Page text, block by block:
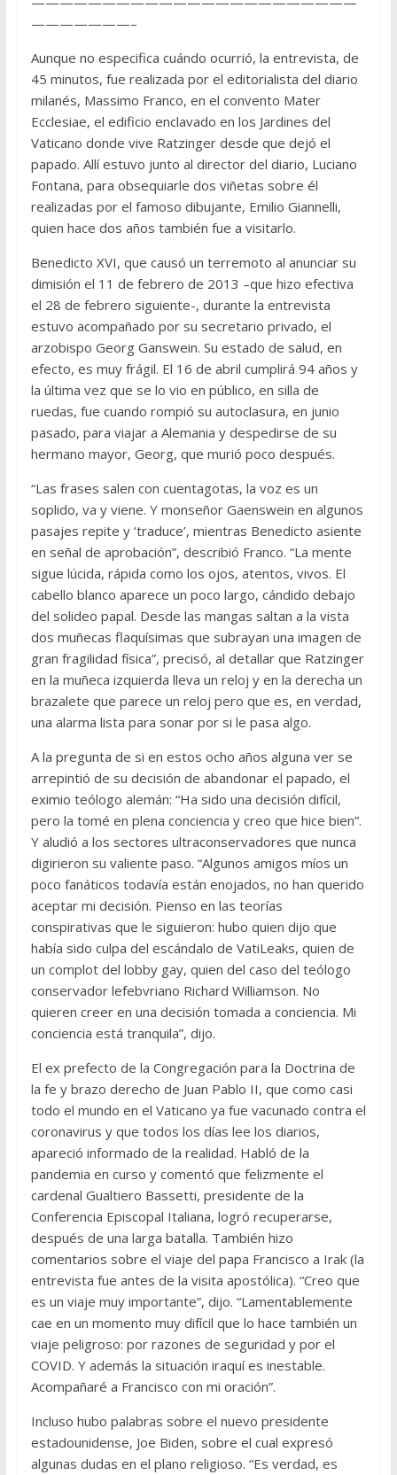
———————–
Aunque no especifica cuándo ocurrió, la entrevista, de
45 minutos, fue realizada por el editorialista del diario
milanés, Massimo Franco, en el convento Mater
Ecclesiae, el edificio enclavado en los Jardines del
Vaticano donde vive Ratzinger desde que dejó el
papado. Allí estuvo junto al director del diario, Luciano
Fontana, para obsequiarle dos viñetas sobre él
realizadas por el famoso dibujante, Emilio Giannelli,
quien hace dos años también fue a visitarlo.
Benedicto XVI, que causó un terremoto al anunciar su
dimisión el 11 de febrero de 2013 –que hizo efectiva
el 28 de febrero siguiente-, durante la entrevista
estuvo acompañado por su secretario privado, el
arzobispo Georg Ganswein. Su estado de salud, en
efecto, es muy frágil. El 16 de abril cumplirá 94 años y
la última vez que se lo vio en público, en silla de
ruedas, fue cuando rompió su autoclasura, en junio
pasado, para viajar a Alemania y despedirse de su
hermano mayor, Georg, que murió poco después.
“Las frases salen con cuentagotas, la voz es un
soplido, va y viene. Y monseñor Gaenswein en algunos
pasajes repite y ‘traduce’, mientras Benedicto asiente
en señal de aprobación”, describió Franco. “La mente
sigue lúcida, rápida como los ojos, atentos, vivos. El
cabello blanco aparece un poco largo, cándido debajo
del solideo papal. Desde las mangas saltan a la vista
dos muñecas flaquísimas que subrayan una imagen de
gran fragilidad física”, precisó, al detallar que Ratzinger
en la muñeca izquierda lleva un reloj y en la derecha un
brazalete que parece un reloj pero que es, en verdad,
una alarma lista para sonar por si le pasa algo.
A la pregunta de si en estos ocho años alguna ver se
arrepintió de su decisión de abandonar el papado, el
eximio teólogo alemán: “Ha sido una decisión difícil,
pero la tomé en plena conciencia y creo que hice bien”.
Y aludió a los sectores ultraconservadores que nunca
digirieron su valiente paso. “Algunos amigos míos un
poco fanáticos todavía están enojados, no han querido
aceptar mi decisión. Pienso en las teorías
conspirativas que le siguieron: hubo quien dijo que
había sido culpa del escándalo de VatiLeaks, quien de
un complot del lobby gay, quien del caso del teólogo
conservador lefebvriano Richard Williamson. No
quieren creer en una decisión tomada a conciencia. Mi
conciencia está tranquila”, dijo.
El ex prefecto de la Congregación para la Doctrina de
la fe y brazo derecho de Juan Pablo II, que como casi
todo el mundo en el Vaticano ya fue vacunado contra el
coronavirus y que todos los días lee los diarios,
apareció informado de la realidad. Habló de la
pandemia en curso y comentó que felizmente el
cardenal Gualtiero Bassetti, presidente de la
Conferencia Episcopal Italiana, logró recuperarse,
después de una larga batalla. También hizo
comentarios sobre el viaje del papa Francisco a Irak (la
entrevista fue antes de la visita apostólica). “Creo que
es un viaje muy importante”, dijo. “Lamentablemente
cae en un momento muy difícil que lo hace también un
viaje peligroso: por razones de seguridad y por el
COVID. Y además la situación iraquí es inestable.
Acompañaré a Francisco con mi oración”.
Incluso hubo palabras sobre el nuevo presidente
estadounidense, Joe Biden, sobre el cual expresó
algunas dudas en el plano religioso. “Es verdad, es